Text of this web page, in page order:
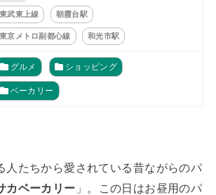
東武東上線 朝霞台駅
東京メトロ副都心線 和光市駅
グルメ ショッピング
ベーカリー
人たちから愛されている昔ながらのパ
カベーカリー 」。この日はお昼用のパ